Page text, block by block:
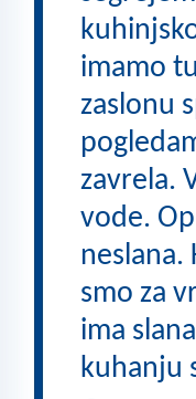
imamo
zaslonu
zavrela.
vode.
neslana.
smo za
ima
kuhanju